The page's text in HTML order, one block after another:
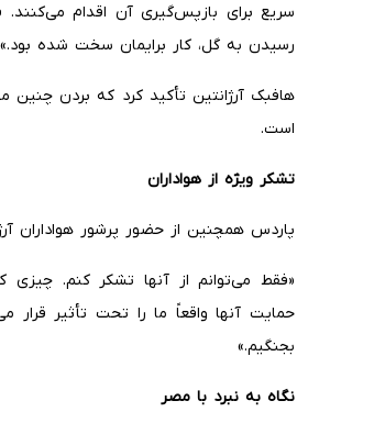
سریع برای بازپس‌گیری آن اقدام
رسیدن به گل، کار برایمان سخت شده بود.»
هافبک آرژانتین تأکید کرد که بردن چنین
است.
تشکر ویژه از هواداران
پاردس همچنین از حضور پرشور هواداران
«فقط می‌توانم از آنها تشکر کنم. چیزی
حمایت آنها واقعاً ما را تحت تأثیر
بجنگیم.»
نگاه به نبرد با مصر